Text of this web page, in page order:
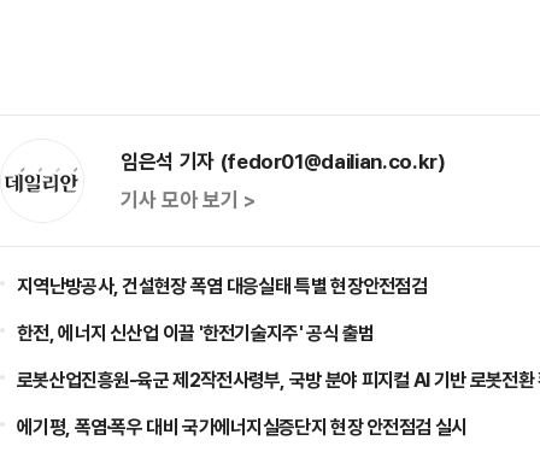
임은석 기자 (fedor01@dailian.co.kr)
기사 모아 보기 >
지역난방공사, 건설현장 폭염 대응실태 특별 현장안전점검
한전, 에너지 신산업 이끌 '한전기술지주' 공식 출범
로봇산업진흥원-육군 제2작전사령부, 국방 분야 피지컬 AI 기반 로봇전환
에기평, 폭염·폭우 대비 국가에너지실증단지 현장 안전점검 실시